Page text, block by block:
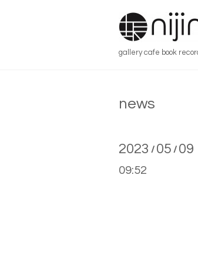
gallery cafe book
news
2023 / 05 / 09
09:52